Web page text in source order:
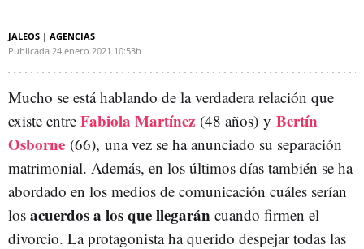
JALEOS | AGENCIAS
Publicada 24 enero 2021 10:53h
Mucho se está hablando de la verdadera relación que
existe entre Fabiola Martínez (48 años) y Bertín
Osborne (66), una vez se ha anunciado su separación
matrimonial. Además, en los últimos días también se ha
abordado en los medios de comunicación cuáles serían
los acuerdos a los que llegarán cuando firmen el
divorcio. La protagonista ha querido despejar todas las